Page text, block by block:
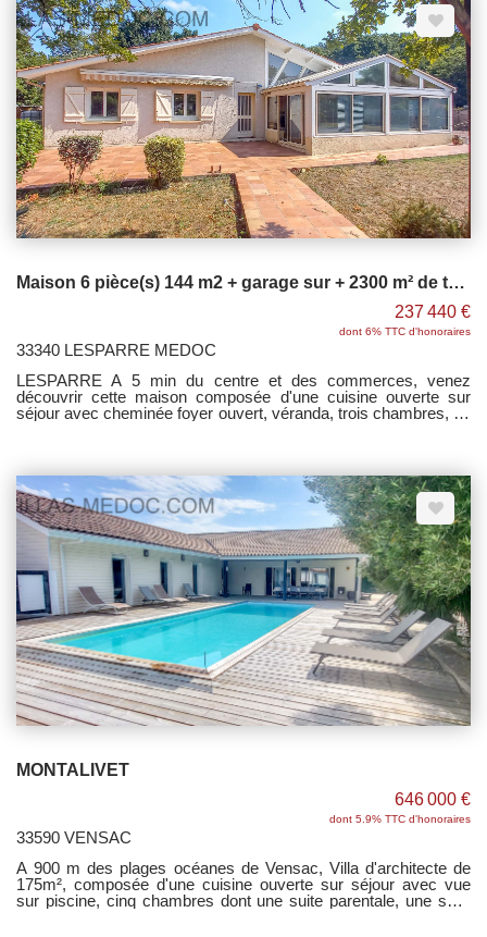
Maison 6 pièce(s) 144 m2 + garage sur + 2300 m² de terrain
237 440 €
dont 6% TTC d'honoraires
33340 LESPARRE MEDOC
LESPARRE A 5 min du centre et des commerces, venez
découvrir cette maison composée d'une cuisine ouverte sur
séjour avec cheminée foyer ouvert, véranda, trois chambres, un
terrain clos et arboré de + 2300 m².
MONTALIVET
646 000 €
dont 5.9% TTC d'honoraires
33590 VENSAC
A 900 m des plages océanes de Vensac, Villa d'architecte de
175m², composée d'une cuisine ouverte sur séjour avec vue
sur piscine, cinq chambres dont une suite parentale, une salle